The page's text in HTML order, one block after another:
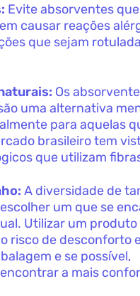
Evite absorventes
causar reações
que sejam
Os
uma alternativa
para aquelas
brasileiro tem
que utilizam
A diversidade de
um que se
Utilizar um produto
risco de desconforto
e se possível,
a mais